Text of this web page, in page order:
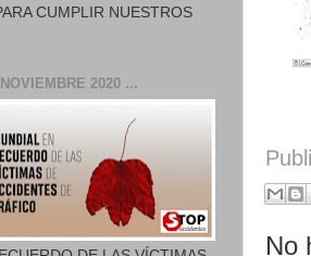
No
CUMPLIR NUESTROS
2020 ...